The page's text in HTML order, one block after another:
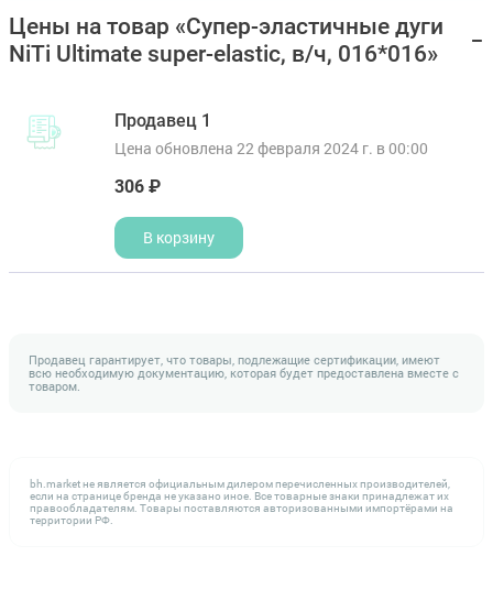
Цены на товар «Супер-эластичные дуги
NiTi Ultimate super-elastic, в/ч, 016*016»
Продавец 1
Цена обновлена 22 февраля 2024 г. в 00:00
306 ₽
В корзину
Продавец гарантирует, что товары, подлежащие сертификации, имеют
всю необходимую документацию, которая будет предоставлена вместе с
товаром.
bh.market не является официальным дилером перечисленных производителей,
если на странице бренда не указано иное. Все товарные знаки принадлежат их
правообладателям. Товары поставляются авторизованными импортёрами на
территории РФ.